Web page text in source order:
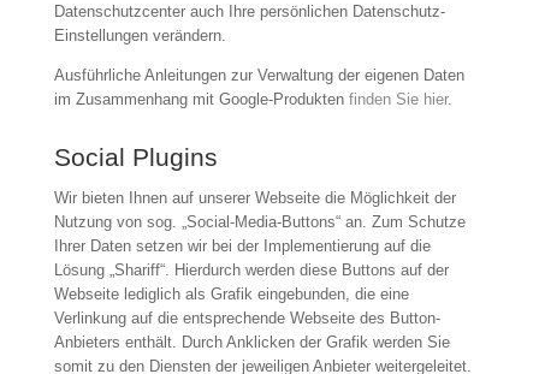
Datenschutzcenter auch Ihre persönlichen Datenschutz-
Einstellungen verändern.
Ausführliche Anleitungen zur Verwaltung der eigenen Daten
im Zusammenhang mit Google-Produktenfinden Sie hier.
Social Plugins
Wir bieten Ihnen auf unserer Webseite die Möglichkeit der
Nutzung von sog. „Social-Media-Buttons“ an. Zum Schutze
Ihrer Daten setzen wir bei der Implementierung auf die
Lösung „Shariff“. Hierdurch werden diese Buttons auf der
Webseite lediglich als Grafik eingebunden, die eine
Verlinkung auf die entsprechende Webseite des Button-
Anbieters enthält. Durch Anklicken der Grafik werden Sie
somit zu den Diensten der jeweiligen Anbieter weitergeleitet.